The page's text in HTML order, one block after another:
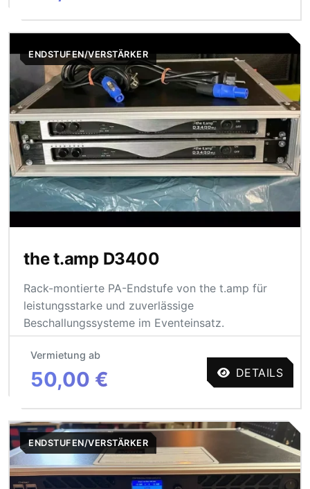
ENDSTUFEN/VERSTÄRKER
the t.amp D3400
Rack-montierte PA-Endstufe von the t.amp für
leistungsstarke und zuverlässige
Beschallungssysteme im Eventeinsatz.
Vermietung ab
50,00 € DETAILS
ENDSTUFEN/VERSTÄRKER